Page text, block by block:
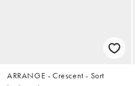
ARRANGE - Crescent - Sort